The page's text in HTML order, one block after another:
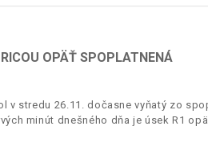
OPÄŤ SPOPLATNENÁ
v stredu 26.11. dočasne vyňatý zo
minút dnešného dňa je úsek R1